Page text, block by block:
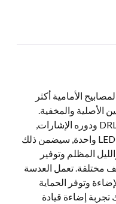
2001 تشيفي سيلفرادو 2500 المصابيح الأمامية أكثر
الأصلية والمخفية.
ويشمل شعاع انخفاض شعاع عالية , DRL ودوره الإشارات,
الكل في مجموعة المصابيح الأمامية LED واحدة, سيضمن ذلك
المظلم وتوفير
مختلفة. تعمل العدسة
وتوفر الحماية
تجربة إضاءة قيادة